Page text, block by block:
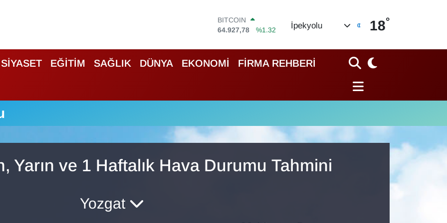
BITCOIN
64.927,78
%1.32
47,5971
%0.05
EURO
55,1336
%0.18
GRAM ALTIN
İpekyolu 18°
SİYASET EĞİTİM SAĞLIK DÜNYA EKONOMİ FİRMA REHBERİ
Yarın ve 1 Haftalık Hava Durumu Tahmini
Yozgat